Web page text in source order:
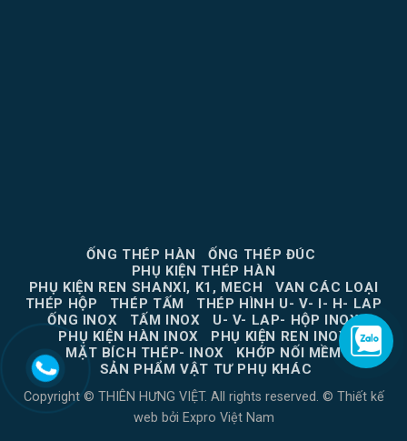
ỐNG THÉP HÀN
ỐNG THÉP ĐÚC
PHỤ KIỆN THÉP HÀN
PHỤ KIỆN REN SHANXI, K1, MECH
VAN CÁC LOẠI
THÉP HỘP
THÉP TẤM
THÉP HÌNH U- V- I- H- LAP
ỐNG INOX
TẤM INOX
U- V- LAP- HỘP INOX
PHỤ KIỆN HÀN INOX
PHỤ KIỆN REN INOX
MẶT BÍCH THÉP- INOX
KHỚP NỐI MỀM
SẢN PHẨM VẬT TƯ PHỤ KHÁC
Copyright © THIÊN HƯNG VIỆT. All rights reserved. © Thiết kế
web bởi Expro Việt Nam